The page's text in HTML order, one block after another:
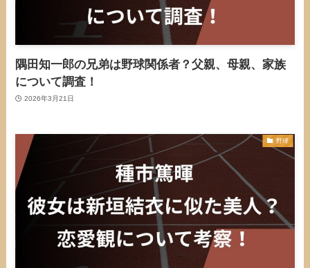
隅田知一郎の兄弟は野球関係者？父親、母親、家族
について調査！
2026年3月21日
野球